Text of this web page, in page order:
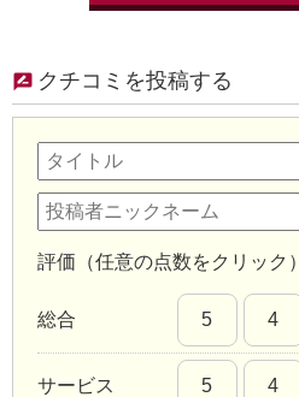
クチコミを投稿する
評価（任意の点数をクリック）
総合 5 4
サービス 5 4